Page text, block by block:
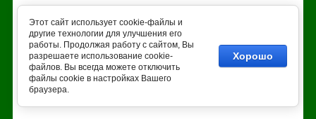
Этот сайт использует cookie-файлы и
другие технологии для улучшения его
работы. Продолжая работу с сайтом, Вы
разрешаете использование cookie-
файлов. Вы всегда можете отключить
файлы cookie в настройках Вашего
браузера.
Хорошо